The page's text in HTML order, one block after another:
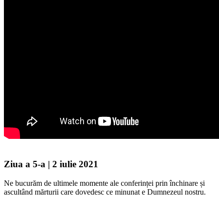
Ziua a 5-a | 2 iulie 2021
Ne bucurăm de ultimele momente ale conferinței prin închinare și
ascultând mărturii care dovedesc ce minunat e Dumnezeul nostru.